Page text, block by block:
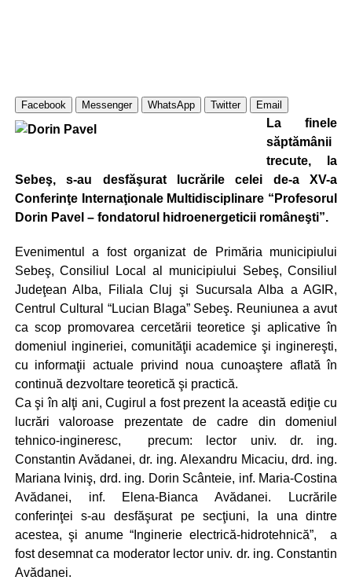
Facebook Messenger WhatsApp Twitter Email
La finele
săptămânii
trecute, la
Sebeş, s-au desfăşurat lucrările celei de-a XV-a
Conferinţe Internaţionale Multidisciplinare “Profesorul
Dorin Pavel – fondatorul hidroenergeticii româneşti”.
Evenimentul a fost organizat de Primăria municipiului
Sebeş, Consiliul Local al municipiului Sebeş, Consiliul
Judeţean Alba, Filiala Cluj şi Sucursala Alba a AGIR,
Centrul Cultural “Lucian Blaga” Sebeş. Reuniunea a avut
ca scop promovarea cercetării teoretice şi aplicative în
domeniul ingineriei, comunităţii academice şi inginereşti,
cu informaţii actuale privind noua cunoaştere aflată în
continuă dezvoltare teoretică şi practică.
Ca şi în alţi ani, Cugirul a fost prezent la această ediţie cu
lucrări valoroase prezentate de cadre din domeniul
tehnico-ingineresc, precum: lector univ. dr. ing.
Constantin Avădanei, dr. ing. Alexandru Micaciu, drd. ing.
Mariana Iviniş, drd. ing. Dorin Scânteie, inf. Maria-Costina
Avădanei, inf. Elena-Bianca Avădanei. Lucrările
conferinţei s-au desfăşurat pe secţiuni, la una dintre
acestea, şi anume “Inginerie electrică-hidrotehnică”, a
fost desemnat ca moderator lector univ. dr. ing. Constantin
Avădanei.